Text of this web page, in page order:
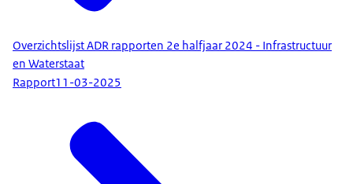
Overzichtslijst ADR rapporten 2e halfjaar 2024 - Infrastructuur
en Waterstaat
Rapport11-03-2025